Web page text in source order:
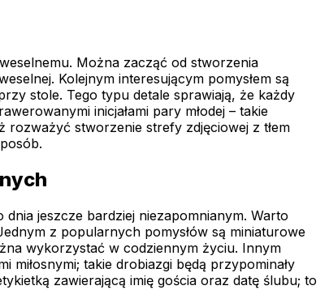
Można zacząć od stworzenia
Kolejnym interesującym pomysłem są
stole. Tego typu detale sprawiają, że każdy
inicjałami pary młodej – takie
rozważyć stworzenie strefy zdjęciowej z tłem
jeszcze bardziej niezapomnianym. Warto
z popularnych pomysłów są miniaturowe
wykorzystać w codziennym życiu. Innym
takie drobiazgi będą przypominały
zawierającą imię gościa oraz datę ślubu; to